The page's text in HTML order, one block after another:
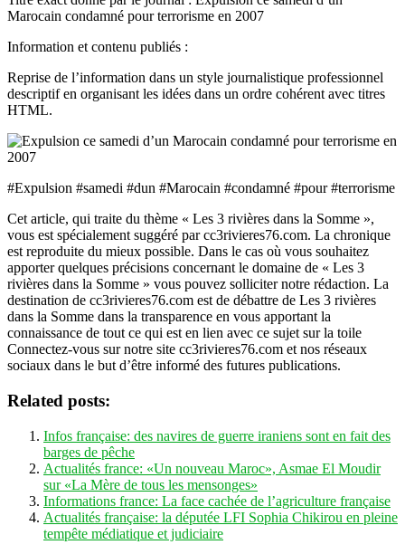
Marocain condamné pour terrorisme en 2007
Information et contenu publiés :
Reprise de l’information dans un style journalistique professionnel
descriptif en organisant les idées dans un ordre cohérent avec titres
HTML.
#Expulsion #samedi #dun #Marocain #condamné #pour #terrorisme
Cet article, qui traite du thème « Les 3 rivières dans la Somme »,
vous est spécialement suggéré par cc3rivieres76.com. La chronique
est reproduite du mieux possible. Dans le cas où vous souhaitez
apporter quelques précisions concernant le domaine de « Les 3
rivières dans la Somme » vous pouvez solliciter notre rédaction. La
destination de cc3rivieres76.com est de débattre de Les 3 rivières
dans la Somme dans la transparence en vous apportant la
connaissance de tout ce qui est en lien avec ce sujet sur la toile
Connectez-vous sur notre site cc3rivieres76.com et nos réseaux
sociaux dans le but d’être informé des futures publications.
Related posts:
Infos française: des navires de guerre iraniens sont en fait des
barges de pêche
Actualités france: «Un nouveau Maroc», Asmae El Moudir
sur «La Mère de tous les mensonges»
Informations france: La face cachée de l’agriculture française
Actualités française: la députée LFI Sophia Chikirou en pleine
tempête médiatique et judiciaire